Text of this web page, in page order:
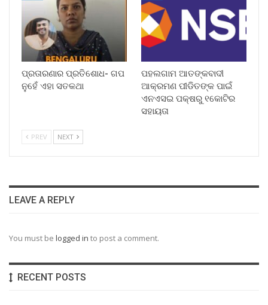
ପ୍ରତାରଣାର ପ୍ରତିଶୋଧ- ଗପ
ନୁହେଁ ଏହା ସତକଥା
ପହଲଗାମ ଆତଙ୍କବାଦୀ
ଆକ୍ରମଣ ପୀଡିତଙ୍କ ପାଇଁ
ଏନଏସଇ ପକ୍ଷରୁ ୧କୋଟିର
ସହାୟତା
PREV NEXT
LEAVE A REPLY
You must be logged in to post a comment.
RECENT POSTS